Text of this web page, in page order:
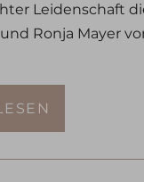
Leidenschaft
Ronja Mayer